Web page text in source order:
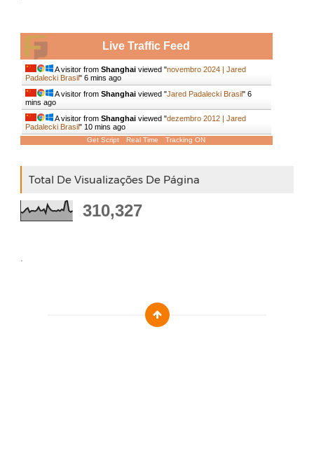
Live Traffic Feed
A visitor from Shanghaiviewed "novembro 2024 | Jared
Padalecki Brasil" 6 mins ago
A visitor from Shanghaiviewed "Jared Padalecki Brasil" 6
mins ago
A visitor from Shanghaiviewed "dezembro 2012 | Jared
Padalecki Brasil" 10 mins ago
Get Script Real Time Tracking ON
Total De Visualizações De Página
310,327